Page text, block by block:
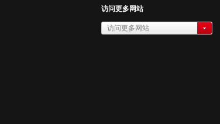
访问更多网站
访问更多网站